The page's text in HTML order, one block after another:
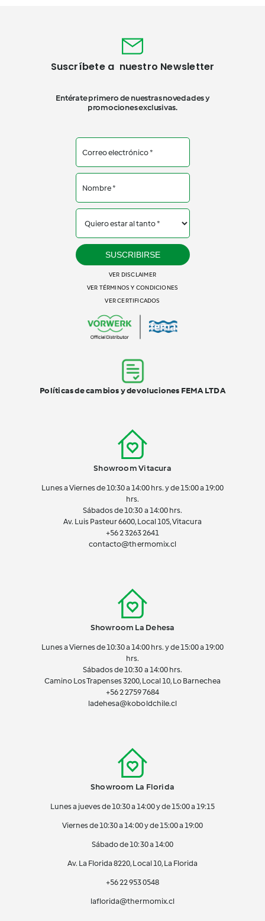
Showroom Vitacura
Lunes a Viernes de 10:30 a 14:00 hrs. y de 15:00 a 19:00
hrs.
Sábados de 10:30 a 14:00 hrs.
Av. Luis Pasteur 6600, Local 105, Vitacura
+56 2 3263 2641
contacto@thermomix.cl
Showroom La Dehesa
Lunes a Viernes de 10:30 a 14:00 hrs. y de 15:00 a 19:00
hrs.
Sábados de 10:30 a 14:00 hrs.
Camino Los Trapenses 3200, Local 10, Lo Barnechea
+56 22759 7684
ladehesa@koboldchile.cl
Showroom La Florida
Lunes a jueves de 10:30 a 14:00 y de 15:00 a 19:15
Viernes de 10:30 a 14:00 y de 15:00 a 19:00
Sábado de 10:30 a 14:00
Av. La Florida 8220, Local 10, La Florida
+56 22 953 0548
laflorida@thermomix.cl
Suscríbete a nuestro Newsletter
Entérate primero de nuestras novedades y
promociones exclusivas.
SUSCRIBIRSE
VER DISCLAIMER
VER TÉRMINOS Y CONDICIONES
VER CERTIFICADOS
Políticas de cambios y devoluciones FEMA LTDA